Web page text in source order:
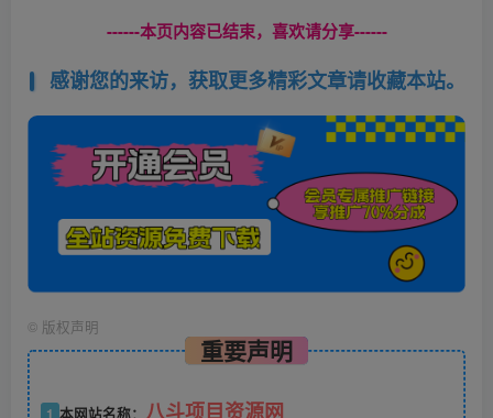
------本页内容已结束，喜欢请分享------
感谢您的来访，获取更多精彩文章请收藏本站。
© 版权声明
重要声明
1 本网站名称： 八斗项目资源网